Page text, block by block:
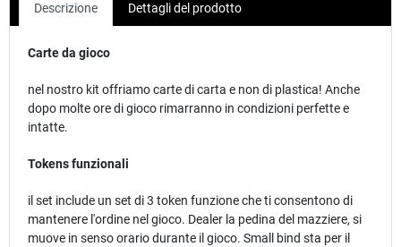
Descrizione Dettagli del prodotto
Carte da gioco
nel nostro kit offriamo carte di carta e non di plastica! Anche
dopo molte ore di gioco rimarranno in condizioni perfette e
intatte.
Tokens funzionali
il set include un set di 3 token funzione che ti consentono di
mantenere l'ordine nel gioco. Dealer la pedina del mazziere, si
muove in senso orario durante il gioco. Small bind sta per il